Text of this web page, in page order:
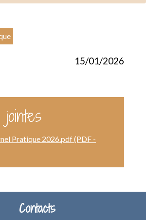
15/01/2026
Pratique 2026.pdf (PDF -
Contacts